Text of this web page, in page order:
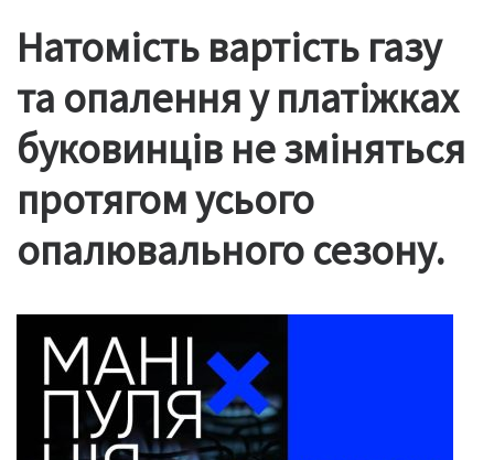
Натомість вартість газу
та опалення у платіжках
буковинців не зміняться
протягом усього
опалювального сезону.